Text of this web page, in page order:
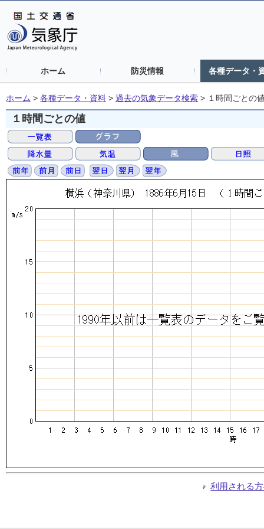
ホーム 防災情報 各種データ・
ホーム > 各種データ・資料 > 過去の気象データ検索 > １時間ごとの
１時間ごとの値
利用される